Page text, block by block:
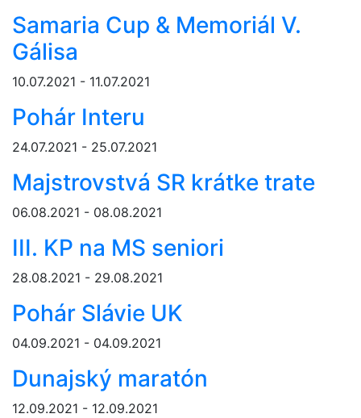
Samaria Cup & Memoriál V.
Gálisa
10.07.2021 - 11.07.2021
Pohár Interu
24.07.2021 - 25.07.2021
Majstrovstvá SR krátke trate
06.08.2021 - 08.08.2021
III. KP na MS seniori
28.08.2021 - 29.08.2021
Pohár Slávie UK
04.09.2021 - 04.09.2021
Dunajský maratón
12.09.2021 - 12.09.2021